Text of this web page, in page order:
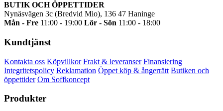
BUTIK OCH ÖPPETTIDER
Nynäsvägen 3c (Bredvid Mio), 136 47 Haninge
Mån - Fre 11:00 - 19:00 Lör - Sön 11:00 - 18:00
Kundtjänst
Kontakta oss Köpvillkor Frakt & leveranser Finansiering
Integritetspolicy Reklamation Öppet köp & ångerrätt Butiken och
öppettider Om Soffkoncept
Produkter